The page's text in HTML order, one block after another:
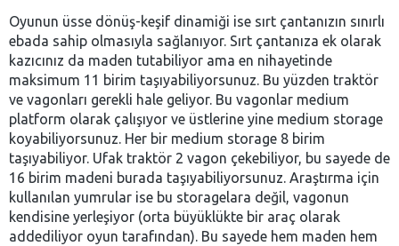
Oyunun üsse dönüş-keşif dinamiği ise sırt çantanızın sınırlı
ebada sahip olmasıyla sağlanıyor. Sırt çantanıza ek olarak
kazıcınız da maden tutabiliyor ama en nihayetinde
maksimum 11 birim taşıyabiliyorsunuz. Bu yüzden traktör
ve vagonları gerekli hale geliyor. Bu vagonlar medium
platform olarak çalışıyor ve üstlerine yine medium storage
koyabiliyorsunuz. Her bir medium storage 8 birim
taşıyabiliyor. Ufak traktör 2 vagon çekebiliyor, bu sayede de
16 birim madeni burada taşıyabiliyorsunuz. Araştırma için
kullanılan yumrular ise bu storagelara değil, vagonun
kendisine yerleşiyor (orta büyüklükte bir araç olarak
addediliyor oyun tarafından). Bu sayede hem maden hem